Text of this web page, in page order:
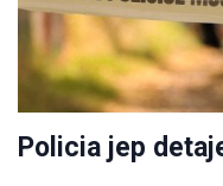
Policia jep